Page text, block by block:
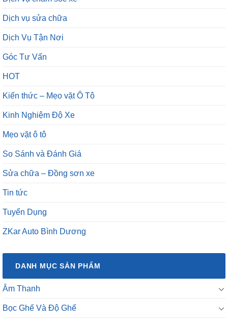
Dịch vụ sửa chữa
Dịch Vụ Tận Nơi
Góc Tư Vấn
HOT
Kiến thức – Mẹo vặt Ô Tô
Kinh Nghiệm Độ Xe
Mẹo vặt ô tô
So Sánh và Đánh Giá
Sửa chữa – Đồng sơn xe
Tin tức
Tuyển Dụng
ZKar Auto Bình Dương
DANH MỤC SẢN PHẨM
Âm Thanh
Bọc Ghế Và Độ Ghế